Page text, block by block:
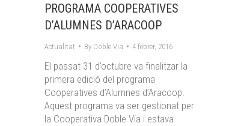
PROGRAMA COOPERATIVES
D’ALUMNES D’ARACOOP
Actualitat By Doble Via 4 febrer, 2016
El passat 31 d’octubre va finalitzar la
primera edició del programa
Cooperatives d’Alumnes d’Aracoop.
Aquest programa va ser gestionat per
la Cooperativa Doble Via i estava